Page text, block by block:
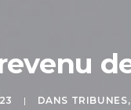
| DANS TRIBUNES,